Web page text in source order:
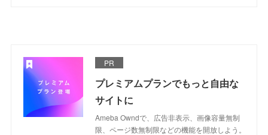
PR
プレミアムプランでもっと自由な
サイトに
Ameba Owndで、広告非表示、画像容量無制
限、ページ数無制限などの機能を開放しよう。